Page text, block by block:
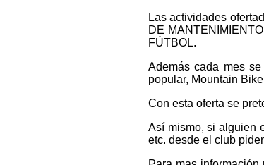
Las actividades
DE
FÚTBOL.
Además cada mes
popular, Mountain
Con esta oferta se
Así mismo, si alguien
etc. desde el club